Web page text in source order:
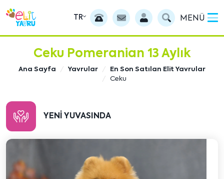
TR MENÜ
Ceku Pomeranian 13 Aylık
Ana Sayfa Yavrular
En Son Satılan Elit Yavrular
Ceku
YENI YUVASINDA